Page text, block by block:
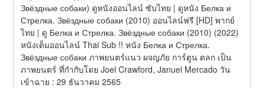
Звёздные собаки) ดูหนังออนไลน์ ซับไทย | ดูหนัง Белка и
Стрелка. Звёздные собаки (2010) ออนไลน์ฟรี [HD] พากย์
ไทย | ดู Белка и Стрелка. Звёздные собаки (2010) (2022)
หนังเต็มออนไลน์ Thai Sub !! หนัง Белка и Стрелка.
Звёздные собаки ภาพยนตร์แนว ผจญภัย การ์ตูน ตลก เป็น
ภาพยนตร์ ที่กำกับโดย Joel Crawford, Januel Mercado วัน
เข้าฉาย : 29 ธันวาคม 2565